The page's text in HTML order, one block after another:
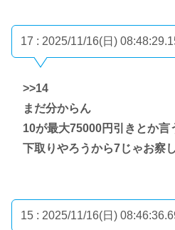
17 : 2025/11/16(日)
>>14
まだ分からん
10が最大75000円引きとか言
下取りやろうから7じゃお察
15 : 2025/11/16(日)